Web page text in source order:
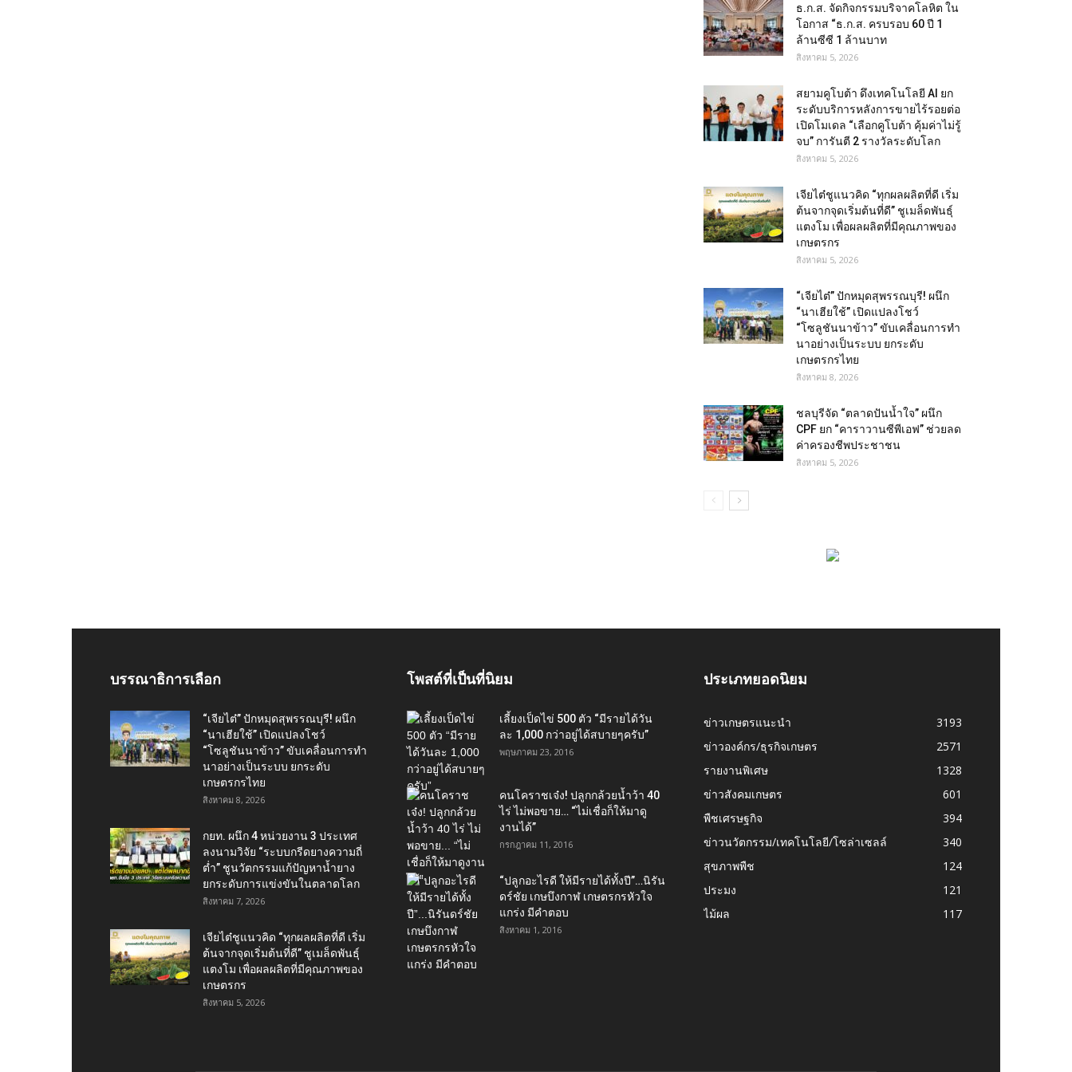
ธ.ก.ส. จัดกิจกรรมบริจาคโลหิต ใน
โอกาส “ธ.ก.ส. ครบรอบ 60 ปี 1
ล้านซีซี 1 ล้านบาท
สิงหาคม 5, 2026
สยามคูโบต้า ดึงเทคโนโลยี AI ยก
ระดับบริการหลังการขายไร้รอยต่อ
เปิดโมเดล “เลือกคูโบต้า คุ้มค่าไม่รู้
จบ” การันตี 2 รางวัลระดับโลก
สิงหาคม 5, 2026
เจียไต๋ชูแนวคิด “ทุกผลผลิตที่ดี เริ่ม
ต้นจากจุดเริ่มต้นที่ดี” ชูเมล็ดพันธุ์
แตงโม เพื่อผลผลิตที่มีคุณภาพของ
เกษตรกร
สิงหาคม 5, 2026
“เจียไต๋” ปักหมุดสุพรรณบุรี! ผนึก
“นาเฮียใช้” เปิดแปลงโชว์
“โซลูชันนาข้าว” ขับเคลื่อนการทำ
นาอย่างเป็นระบบ ยกระดับ
เกษตรกรไทย
สิงหาคม 8, 2026
ชลบุรีจัด “ตลาดปันน้ำใจ” ผนึก
CPF ยก “คาราวานซีพีเอฟ” ช่วยลด
ค่าครองชีพประชาชน
สิงหาคม 5, 2026
บรรณาธิการเลือก
“เจียไต๋” ปักหมุดสุพรรณบุรี! ผนึก
“นาเฮียใช้” เปิดแปลงโชว์
“โซลูชันนาข้าว” ขับเคลื่อนการทำ
นาอย่างเป็นระบบ ยกระดับ
เกษตรกรไทย
สิงหาคม 8, 2026
กยท. ผนึก 4 หน่วยงาน 3 ประเทศ
ลงนามวิจัย “ระบบกรีดยางความถี่
ต่ำ” ชูนวัตกรรมแก้ปัญหาน้ำยาง
ยกระดับการแข่งขันในตลาดโลก
สิงหาคม 7, 2026
เจียไต๋ชูแนวคิด “ทุกผลผลิตที่ดี เริ่ม
ต้นจากจุดเริ่มต้นที่ดี” ชูเมล็ดพันธุ์
แตงโม เพื่อผลผลิตที่มีคุณภาพของ
เกษตรกร
สิงหาคม 5, 2026
โพสต์ที่เป็นที่นิยม
เลี้ยงเป็ดไข่ 500 ตัว “มีรายได้วัน
ละ 1,000 กว่าอยู่ได้สบายๆครับ”
พฤษภาคม 23, 2016
คนโคราชเจ๋ง! ปลูกกล้วยน้ำว้า 40
ไร่ ไม่พอขาย… “ไม่เชื่อก็ให้มาดู
งานได้”‬
กรกฎาคม 11, 2016
“ปลูกอะไรดี ให้มีรายได้ทั้งปี”…นิรัน
ดร์ชัย เกษบึงกาฬ เกษตรกรหัวใจ
แกร่ง มีคำตอบ
สิงหาคม 1, 2016
ประเภทยอดนิยม
ข่าวเกษตรแนะนำ
3193
ข่าวองค์กร/ธุรกิจเกษตร
2571
รายงานพิเศษ
1328
ข่าวสังคมเกษตร
601
พืชเศรษฐกิจ
394
ข่าวนวัตกรรม/เทคโนโลยี/โซล่าเซลล์
340
สุขภาพพืช
124
ประมง
121
ไม้ผล
117